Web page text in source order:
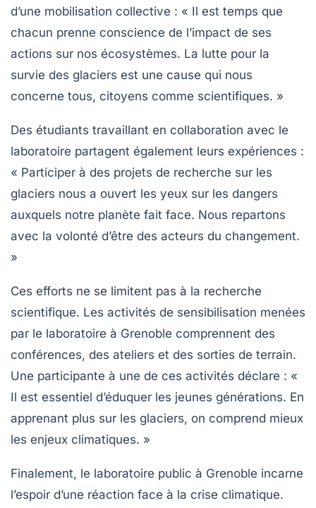
d’une mobilisation collective : « Il est temps que
chacun prenne conscience de l’impact de ses
actions sur nos écosystèmes. La lutte pour la
survie des glaciers est une cause qui nous
concerne tous, citoyens comme scientifiques. »
Des étudiants travaillant en collaboration avec le
laboratoire partagent également leurs expériences :
« Participer à des projets de recherche sur les
glaciers nous a ouvert les yeux sur les dangers
auxquels notre planète fait face. Nous repartons
avec la volonté d’être des acteurs du changement.
»
Ces efforts ne se limitent pas à la recherche
scientifique. Les activités de sensibilisation menées
par le laboratoire à Grenoble comprennent des
conférences, des ateliers et des sorties de terrain.
Une participante à une de ces activités déclare : «
Il est essentiel d’éduquer les jeunes générations. En
apprenant plus sur les glaciers, on comprend mieux
les enjeux climatiques. »
Finalement, le laboratoire public à Grenoble incarne
l’espoir d’une réaction face à la crise climatique.